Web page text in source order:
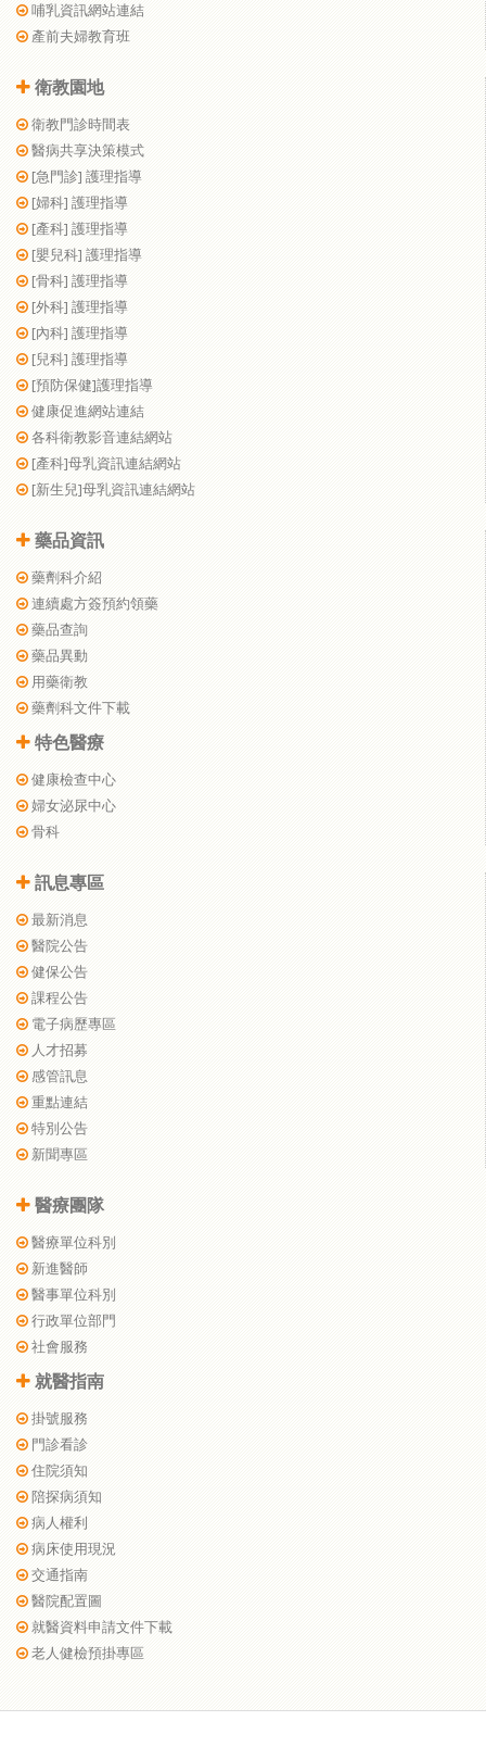
哺乳資訊網站連結
產前夫婦教育班
衛教園地
衛教門診時間表
醫病共享決策模式
[急門診] 護理指導
[婦科] 護理指導
[產科] 護理指導
[嬰兒科] 護理指導
[骨科] 護理指導
[外科] 護理指導
[內科] 護理指導
[兒科] 護理指導
[預防保健]護理指導
健康促進網站連結
各科衛教影音連結網站
[產科]母乳資訊連結網站
[新生兒]母乳資訊連結網站
藥品資訊
藥劑科介紹
連續處方簽預約領藥
藥品查詢
藥品異動
用藥衛教
藥劑科文件下載
特色醫療
健康檢查中心
婦女泌尿中心
骨科
訊息專區
最新消息
醫院公告
健保公告
課程公告
電子病歷專區
人才招募
感管訊息
重點連結
特別公告
新聞專區
醫療團隊
醫療單位科別
新進醫師
醫事單位科別
行政單位部門
社會服務
就醫指南
掛號服務
門診看診
住院須知
陪探病須知
病人權利
病床使用現況
交通指南
醫院配置圖
就醫資料申請文件下載
老人健檢預掛專區